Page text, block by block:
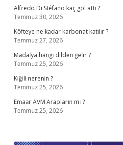
Alfredo Di Stéfano kaç gol attı ?
Temmuz 30, 2026
Köfteye ne kadar karbonat katılır ?
Temmuz 27, 2026
Madalya hangi dilden gelir ?
Temmuz 25, 2026
Kiğili nerenin ?
Temmuz 25, 2026
Emaar AVM Arapların mı ?
Temmuz 25, 2026